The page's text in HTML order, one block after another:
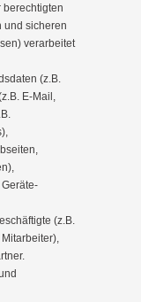
berechtigten
und sicheren
verarbeitet
(z.B.
E-Mail,
(z.B.